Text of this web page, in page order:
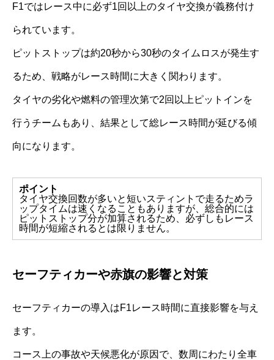
F1ではレース中に必ず1回以上のタイヤ交換が義務付け
られています。
ピットストップは約20秒から30秒のタイムロスが発生す
るため、戦略がレース時間に大きく関わります。
タイヤの劣化や燃料の管理次第で2回以上ピットインを
行うチームもあり、結果として総レース時間が延びる傾
向になります。
ポイント
タイヤ交換回数が多いと短いスティントで走るためラ
ップタイムは速くなることもありますが、総合的には
ピットストップ分が加算されるため、必ずしもレース
時間が短縮されるとは限りません。
セーフティカーや赤旗の影響と対策
セーフティカーの導入はF1レース時間に直接影響を与え
ます。
コース上の事故や天候悪化が原因で、数周にわたり全車